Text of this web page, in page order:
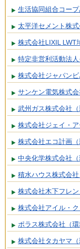
生活協同組合コープ
太平洋セメント株
株式会社LIXIL LWT
特定非営利活動法
株式会社ジャパン
サンケン電気株式会
武州ガス株式会社（
株式会社ジェイ・
株式会社エコ計画（
中央化学株式会社（
積水ハウス株式会社
株式会社木下フレン
株式会社アイル・
ポラス株式会社（環
株式会社タカヤマ（